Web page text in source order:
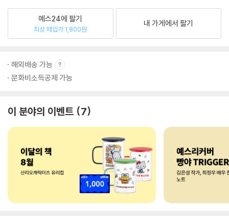
예스24에 팔기
최상 매입가 1,800원
내 가게에서 팔기
해외배송 가능
문화비소득공제 가능
이 분야의 이벤트 7